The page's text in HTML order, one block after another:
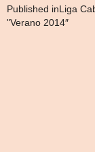
Published inLiga
"Verano 2014″